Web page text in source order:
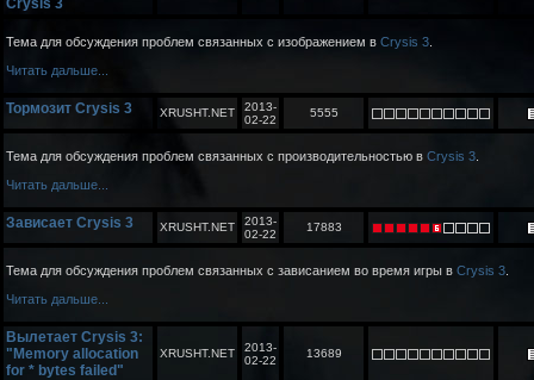
Crysis 3
Тема для обсуждения проблем связанных с изображением в Crysis 3
Читать дальше...
Тормозит Crysis 3 XRUSHT.NET
2013-
02-22
5555
Тема для обсуждения проблем связанных с производительностью в Crysis 3
Читать дальше...
Зависает Crysis 3 XRUSHT.NET
2013-
02-22
17883
Тема для обсуждения проблем связанных с зависанием во время игры в Crysis 3
Читать дальше...
Вылетает Crysis 3:
"Memory allocation
for * bytes failed"
XRUSHT.NET
2013-
02-22
13689